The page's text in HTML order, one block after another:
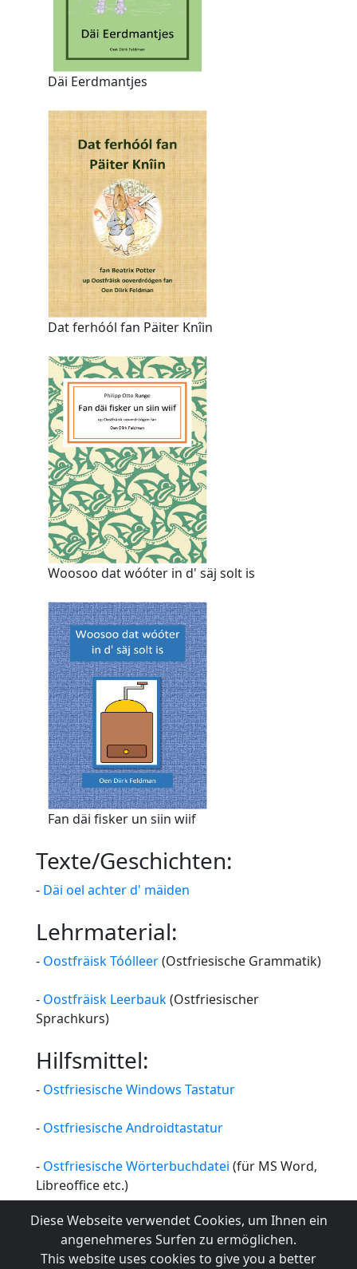
Däi Eerdmantjes
Dat ferhóól fan Päiter Knîin
Woosoo dat wóóter in d' säj solt is
Fan däi fisker un siin wiif
Texte/Geschichten:
- Däi oel achter d' mäiden
Lehrmaterial:
- Oostfräisk Tóólleer(Ostfriesische Grammatik)
- Oostfräisk Leerbauk(Ostfriesischer
Sprachkurs)
Hilfsmittel:
- Ostfriesische Windows Tastatur
- Ostfriesische Androidtastatur
- Ostfriesische Wörterbuchdatei (für MS Word,
Libreoffice etc.)
Diese Webseite verwendet Cookies, um Ihnen ein
angenehmeres Surfen zu ermöglichen.
This website uses cookies to give you a better